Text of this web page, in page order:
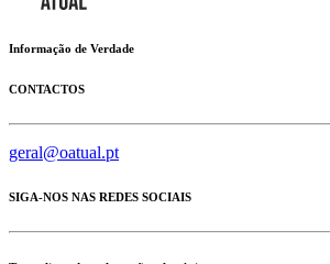
Informação de Verdade
CONTACTOS
geral@oatual.pt
SIGA-NOS NAS REDES SOCIAIS